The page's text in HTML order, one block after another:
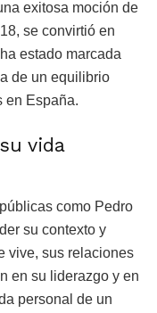
exitosa moción de
se convirtió en
estado marcada
de un equilibrio
en España.
vida
como Pedro
su contexto y
vive, sus relaciones
en su liderazgo y en
personal de un